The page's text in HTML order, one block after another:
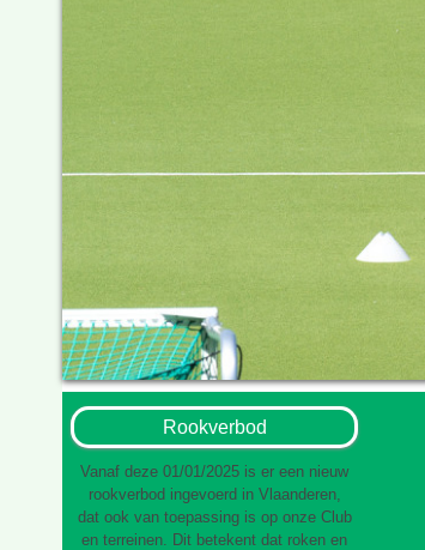
Rookverbod
Vanaf deze 01/01/2025 is er een nieuw
rookverbod ingevoerd in Vlaanderen,
dat ook van toepassing is op onze Club
en terreinen. Dit betekent dat roken en